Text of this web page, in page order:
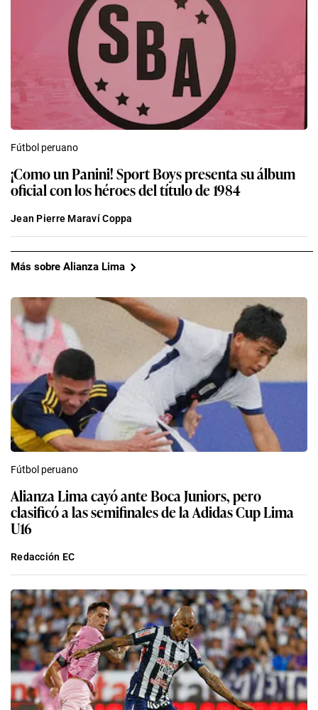
Fútbol peruano
¡Como un Panini! Sport Boys presenta su álbum
oficial con los héroes del título de 1984
Jean Pierre Maraví Coppa
Más sobre Alianza Lima
Fútbol peruano
Alianza Lima cayó ante Boca Juniors, pero
clasificó a las semifinales de la Adidas Cup Lima
U16
Redacción EC